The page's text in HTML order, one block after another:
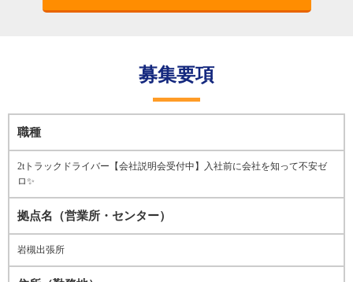
募集要項
職種
2tトラックドライバー【会社説明会受付中】入社前に会社を知って不安ゼ
ロ✨
拠点名（営業所・センター）
岩槻出張所